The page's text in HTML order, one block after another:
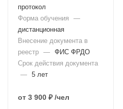
протокол
Форма обучения
—
дистанционная
Внесение документа в
реестр — ФИС ФРДО
Срок действия документа
— 5 лет
от 3 900 ₽ /чел